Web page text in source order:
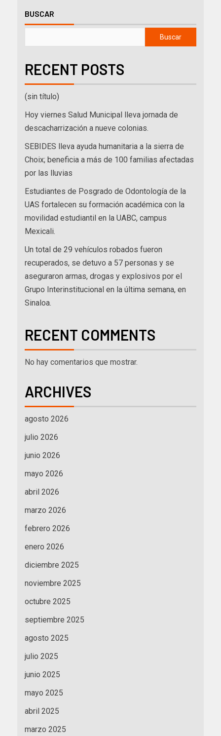
BUSCAR
Buscar
RECENT POSTS
(sin título)
Hoy viernes Salud Municipal lleva jornada de
descacharrización a nueve colonias.
SEBIDES lleva ayuda humanitaria a la sierra de
Choix; beneficia a más de 100 familias afectadas
por las lluvias
Estudiantes de Posgrado de Odontología de la
UAS fortalecen su formación académica con la
movilidad estudiantil en la UABC, campus
Mexicali.
Un total de 29 vehículos robados fueron
recuperados, se detuvo a 57 personas y se
aseguraron armas, drogas y explosivos por el
Grupo Interinstitucional en la última semana, en
Sinaloa.
RECENT COMMENTS
No hay comentarios que mostrar.
ARCHIVES
agosto 2026
julio 2026
junio 2026
mayo 2026
abril 2026
marzo 2026
febrero 2026
enero 2026
diciembre 2025
noviembre 2025
octubre 2025
septiembre 2025
agosto 2025
julio 2025
junio 2025
mayo 2025
abril 2025
marzo 2025